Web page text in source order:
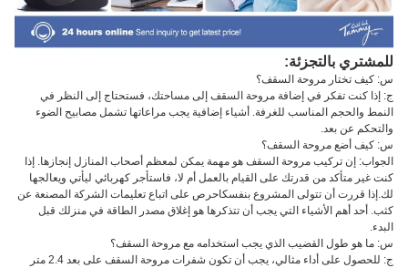
للمشتري بالتجزئة:
س: كيف تختار مروحة السقف؟
ج: إذا كنت تفكر في إضافة مروحة السقف إلى مساحتك، فستحتاج إلى النظر في
النمط والحجم المناسب للغرفة. أشياء إضافية يجب مراعاتها تشمل مصابيح الضوء
والتحكم عن بعد.
س: كيف أضع مروحة السقف؟
الجواب: إن تركيب مروحة السقف هو مهمة يمكن لمعظم أصحاب المنازل إنجازها. إذا
كنت غير متأكد من قدرتك على القيام بالعمل أم لا، فاستأجر كهربائي ليأتي ويعالجها
لك.إذا قررت أن تتولى المشروع بنفسكاحرص على اتباع تعليمات الشركة المصنعة عن
كثب. أحد أهم الأشياء التي يجب أن تتذكرها هو إغلاق مصدر الطاقة في منزلك قبل
البدء.
س: ما هو طول القضيب الذي يجب استخدامه مع مروحة السقف؟
ج: للحصول على أداء مثالي، يجب أن تكون شفرات مروحة السقف على بعد 2.4 متر